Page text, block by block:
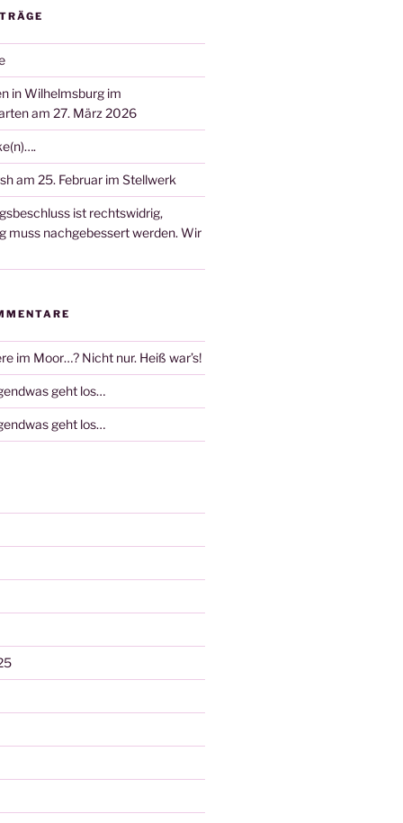
in Wilhelmsburg im
am 27. März 2026
am 25. Februar im Stellwerk
ist rechtswidrig,
muss nachgebessert werden. Wir
im Moor…? Nicht nur. Heiß war’s!
geht los…
geht los…